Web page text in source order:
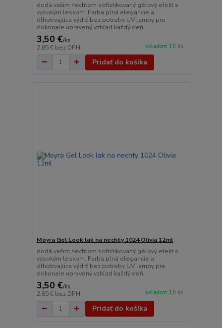
dodá vašim nechtom sofistikovaný gélový efekt s
vysokým leskom. Farba plná elegancie a
dlhotrvajúca výdrž bez potreby UV lampy pre
dokonale upravený vzhľad každý deň.
3,50 €/ks
2,85 € bez DPH skladom 15 ks
Pridať do košíka
Moyra Gel Look lak na nechty 1024 Olivia 12ml
dodá vašim nechtom sofistikovaný gélový efekt s
vysokým leskom. Farba plná elegancie a
dlhotrvajúca výdrž bez potreby UV lampy pre
dokonale upravený vzhľad každý deň.
3,50 €/ks
2,85 € bez DPH skladom 15 ks
Pridať do košíka